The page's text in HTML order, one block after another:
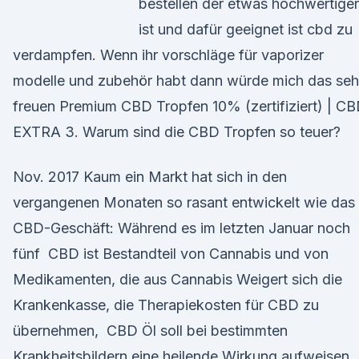
bestellen der etwas hochwertiger
ist und dafür geeignet ist cbd zu
verdampfen. Wenn ihr vorschläge für vaporizer
modelle und zubehör habt dann würde mich das
freuen Premium CBD Tropfen 10% (zertifiziert) |
EXTRA 3. Warum sind die CBD Tropfen so teuer?
Nov. 2017 Kaum ein Markt hat sich in den
vergangenen Monaten so rasant entwickelt wie das
CBD-Geschäft: Während es im letzten Januar noch
fünf CBD ist Bestandteil von Cannabis und von
Medikamenten, die aus Cannabis Weigert sich die
Krankenkasse, die Therapiekosten für CBD zu
übernehmen, CBD Öl soll bei bestimmten